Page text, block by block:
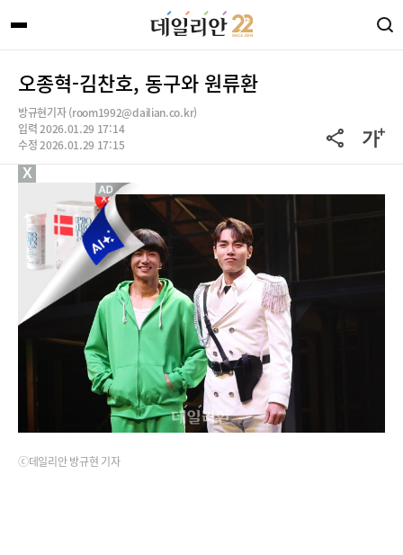
오종혁-김찬호, 동구와 원류환
방규현기자 (room1992@dailian.co.kr)
입력 2026.01.29 17:14
수정 2026.01.29 17:15
ⓒ데일리안 방규현 기자
X